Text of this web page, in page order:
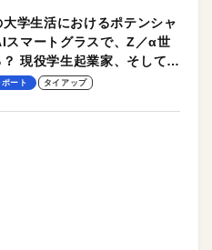
学生活におけるポテンシャ
マートグラスで、Z／α世
現役学生起業家、そして教
レポート【PR】
ポート タイアップ